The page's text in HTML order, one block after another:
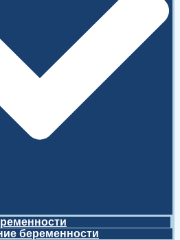
беременности